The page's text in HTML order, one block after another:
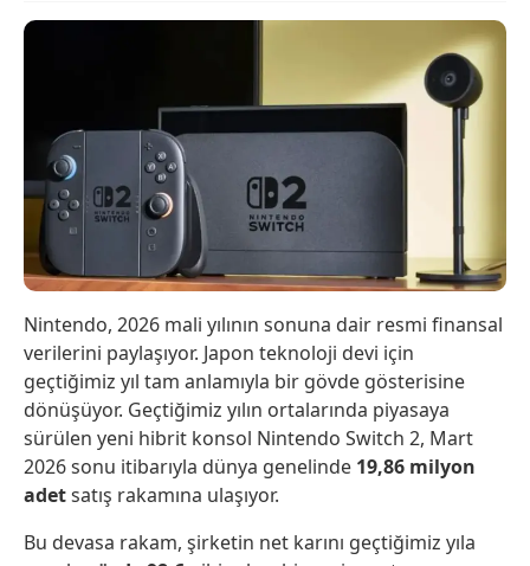
Nintendo, 2026 mali yılının sonuna dair resmi finansal
verilerini paylaşıyor. Japon teknoloji devi için
geçtiğimiz yıl tam anlamıyla bir gövde gösterisine
dönüşüyor. Geçtiğimiz yılın ortalarında piyasaya
sürülen yeni hibrit konsol Nintendo Switch 2, Mart
2026 sonu itibarıyla dünya genelinde 19,86 milyon
adetsatış rakamına ulaşıyor.
Bu devasa rakam, şirketin net karını geçtiğimiz yıla